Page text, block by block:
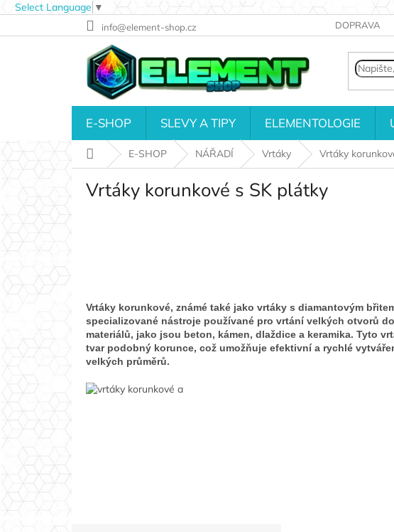
Select Language ▼
na
info@element-shop.cz DOPRAVA
E-SHOP SLEVY A TIPY ELEMENTOLOGIE
Domů E-SHOP NÁŘADÍ Vrtáky Vrtáky
Vrtáky korunkové s SK plátky
Vrtáky korunkové, známé také jako vrtáky s diamantovým
specializované nástroje používané pro vrtání velkých otvorů
materiálů, jako jsou beton, kámen, dlaždice a keramika. Tyto
tvar podobný korunce, což umožňuje efektivní a rychlé
velkých průměrů.